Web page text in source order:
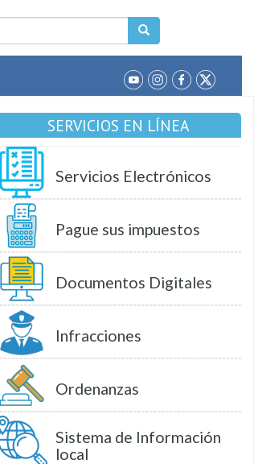
SERVICIOS EN LÍNEA
Servicios Electrónicos
Pague sus impuestos
Documentos Digitales
Infracciones
Ordenanzas
Sistema de Información
local